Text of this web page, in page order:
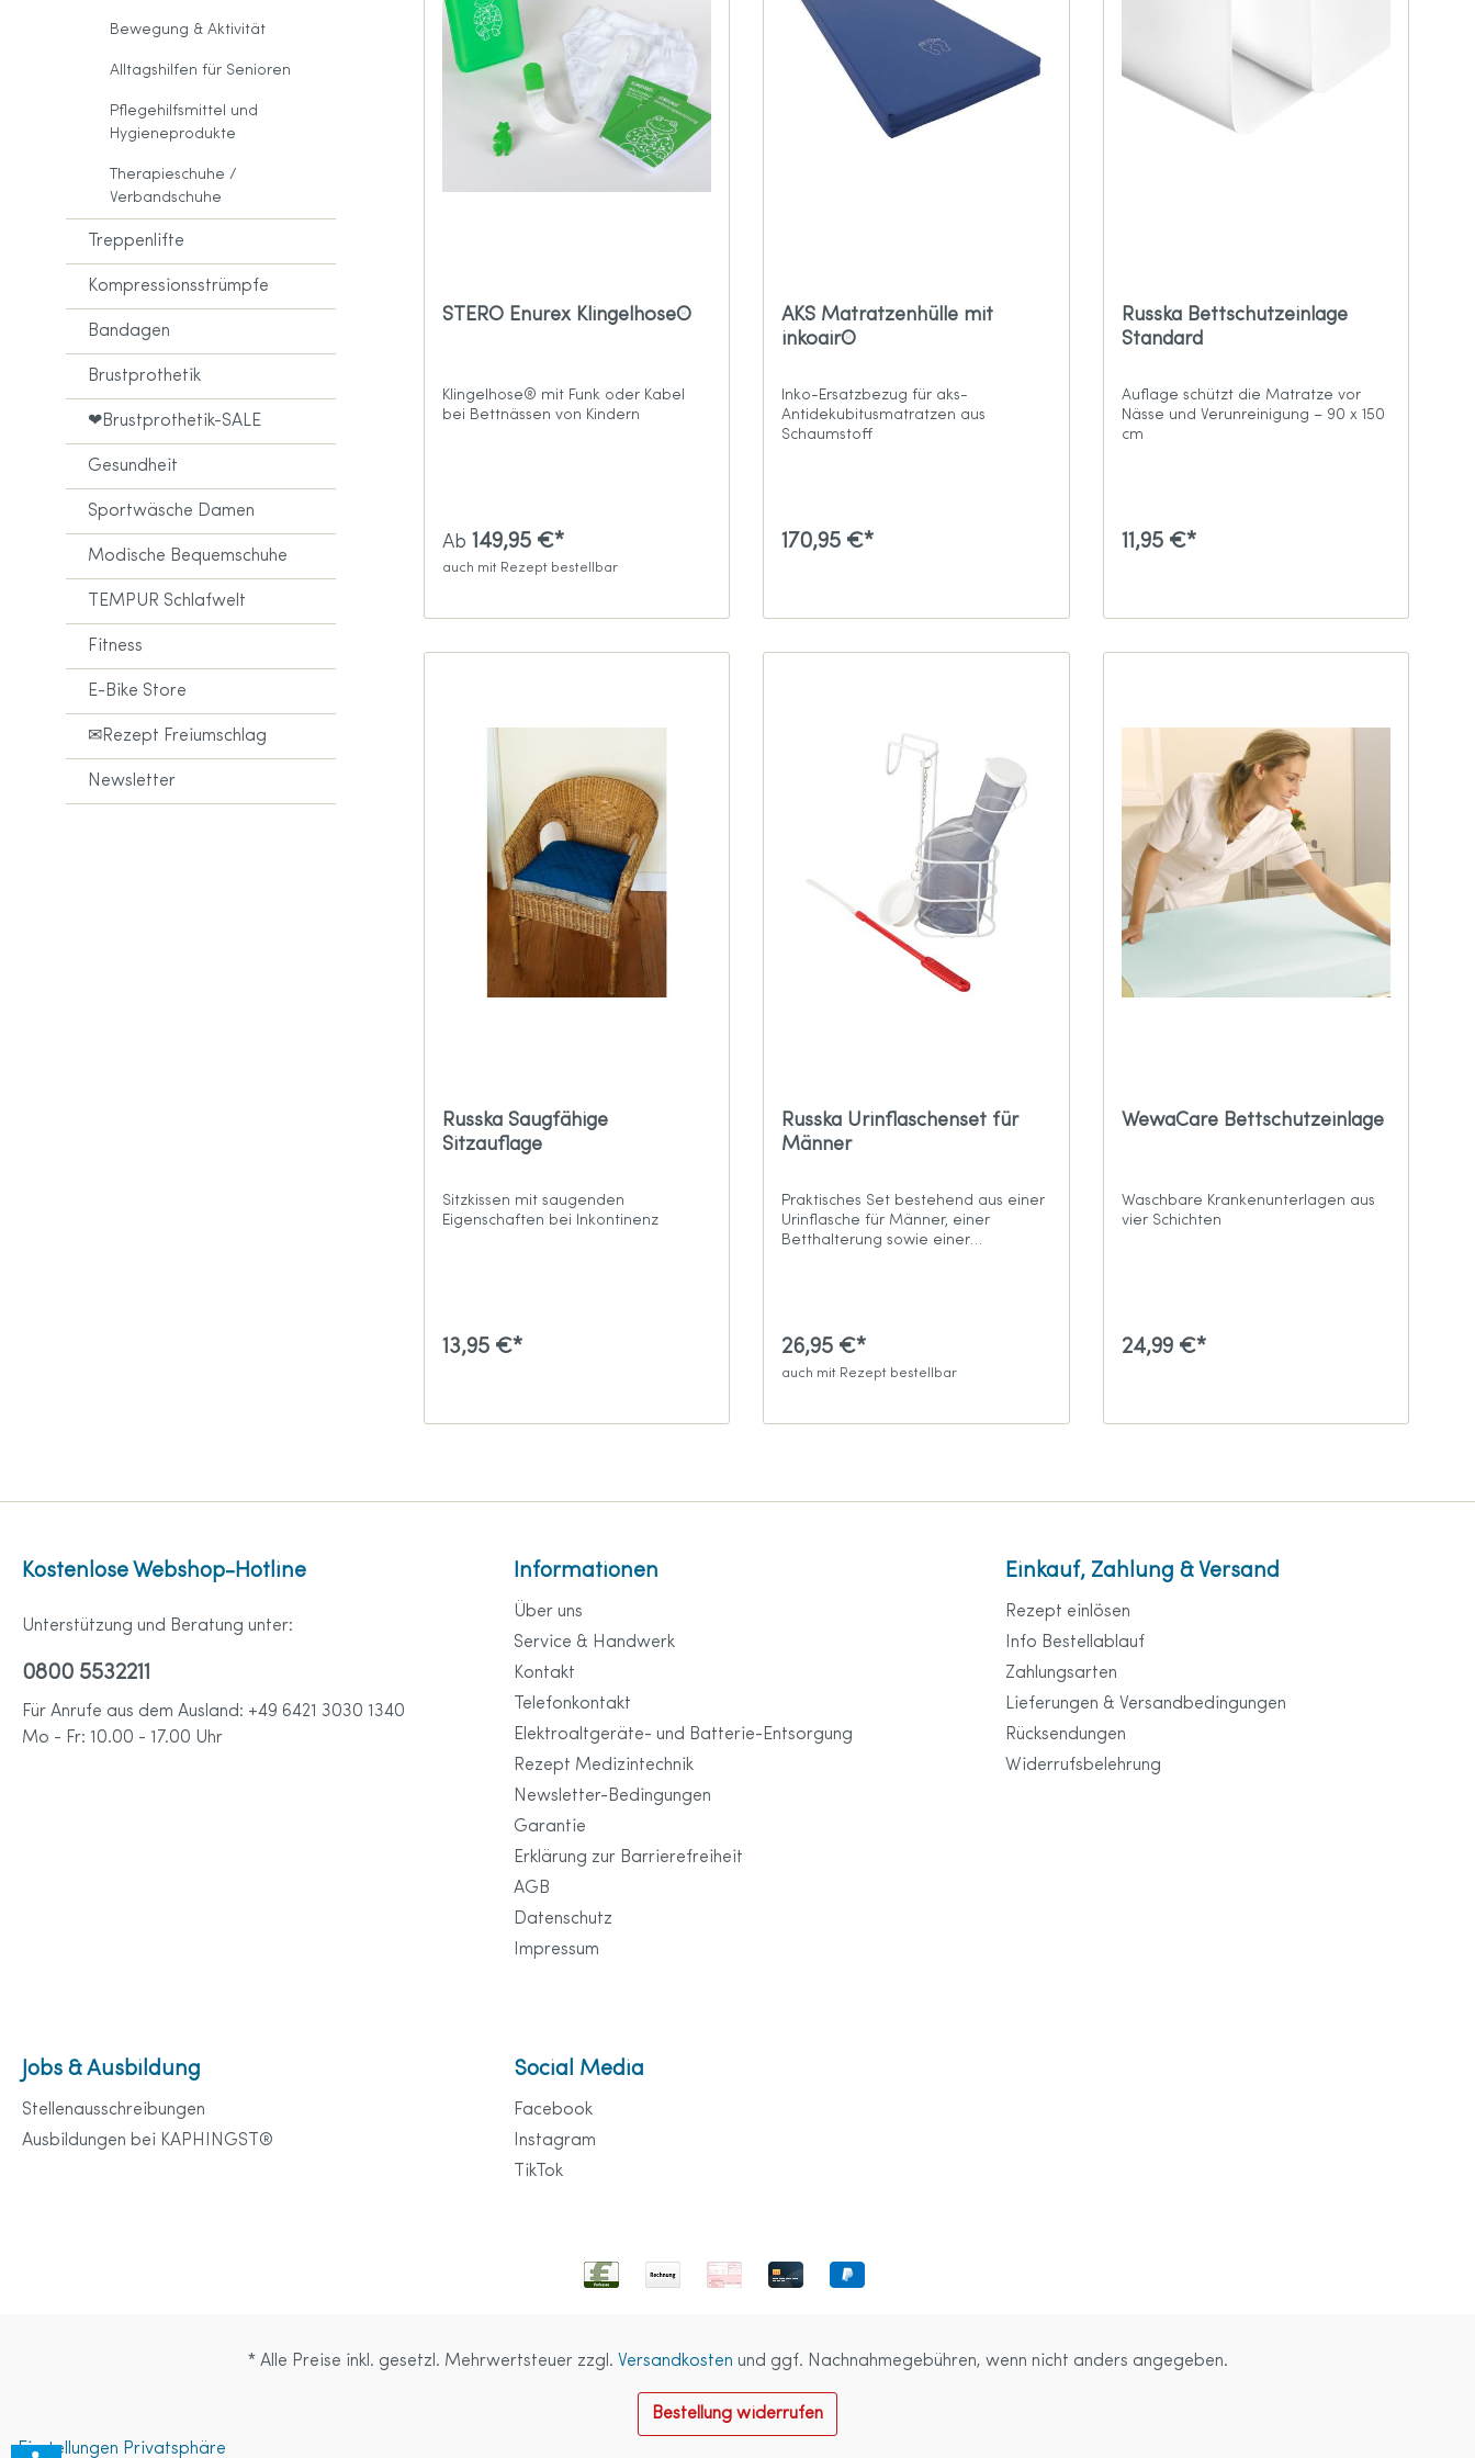
Amoena Home & Leisure Wear für
Accessoires
Anita Sport-Kollektion
Anita care Größentabelle
Bewegung & Aktivität
Alltagshilfen für Senioren
Pflegehilfsmittel und
Hygieneprodukte
Therapieschuhe /
Verbandschuhe
Treppenlifte
Kompressionsstrümpfe
Bandagen
Brustprothetik
❤Brustprothetik-SALE
Gesundheit
Sportwäsche Damen
Modische Bequemschuhe
TEMPUR Schlafwelt
Fitness
E-Bike Store
✉Rezept Freiumschlag
Newsletter
STERO Enurex Klingelhose®
Klingelhose® mit Funk oder Kabel
bei Bettnässen von Kindern
Ab 149,95 €*
auch mit Rezept bestellbar
AKS Matratzenhülle mit
inkoair®
Inko-Ersatzbezug für aks-
Antidekubitusmatratzen aus
Schaumstoff
170,95 €*
Russka Bettschutzeinlage
Standard
Auflage schützt die Matratze vor
Nässe und Verunreinigung – 90 x 150
cm
11,95 €*
Russka Saugfähige
Sitzauflage
Sitzkissen mit saugenden
Eigenschaften bei Inkontinenz
13,95 €*
Russka Urinflaschenset für
Männer
Praktisches Set bestehend aus einer
Urinflasche für Männer, einer
Betthalterung sowie einer
26,95 €*
auch mit Rezept bestellbar
WewaCare Bettschutzeinlage
Waschbare Krankenunterlagen aus
vier Schichten
24,99 €*
Kostenlose Webshop-Hotline
Unterstützung und Beratung unter:
0800 5532211
Für Anrufe aus dem Ausland: +49 6421 3030 1340
Mo - Fr: 10.00 - 17.00 Uhr
Informationen
Über uns
Service & Handwerk
Kontakt
Telefonkontakt
Elektroaltgeräte- und Batterie-Entsorgung
Rezept Medizintechnik
Newsletter-Bedingungen
Garantie
Erklärung zur Barrierefreiheit
AGB
Datenschutz
Impressum
Einkauf, Zahlung & Versand
Rezept einlösen
Info Bestellablauf
Zahlungsarten
Lieferungen & Versandbedingungen
Rücksendungen
Widerrufsbelehrung
Jobs & Ausbildung
Stellenausschreibungen
Ausbildungen bei KAPHINGST®
Social Media
Facebook
Instagram
TikTok
* Alle Preise inkl. gesetzl. Mehrwertsteuer zzgl. Versandkosten und ggf. Nachnahmegebühren, wenn nicht anders angegeben.
Bestellung widerrufen
Einstellungen Privatsphäre